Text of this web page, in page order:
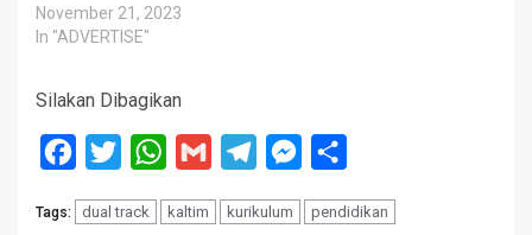
November 21, 2023
In "ADVERTISE"
Silakan Dibagikan
Facebook
Twitter WhatsApp
Gmail TelegramMessenger
Tags: dual track kaltim kurikulum pendidikan